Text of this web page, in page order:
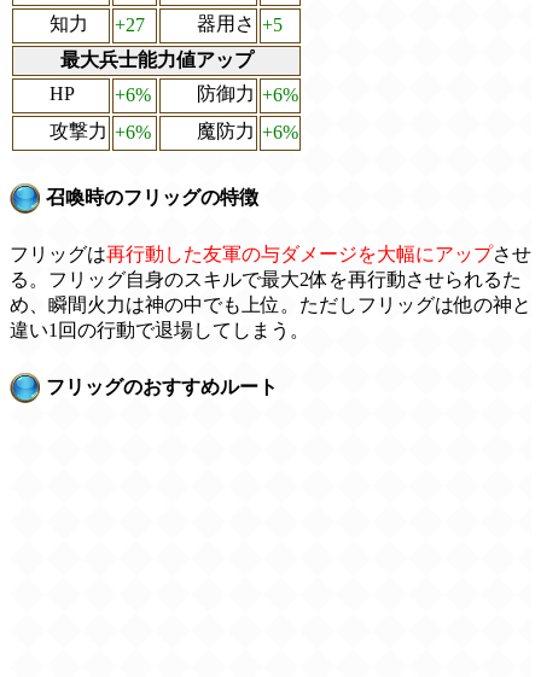
知力
+27 器用さ +5
最大兵士能力値アップ
HP
+6% 防御力 +6%
攻撃力 +6% 魔防力 +6%
召喚時のフリッグの特徴
フリッグは再行動した友軍の与ダメージを大幅にアップさせ
る。フリッグ自身のスキルで最大2体を再行動させられるた
め、瞬間火力は神の中でも上位。ただしフリッグは他の神と
違い1回の行動で退場してしまう。
フリッグのおすすめルート